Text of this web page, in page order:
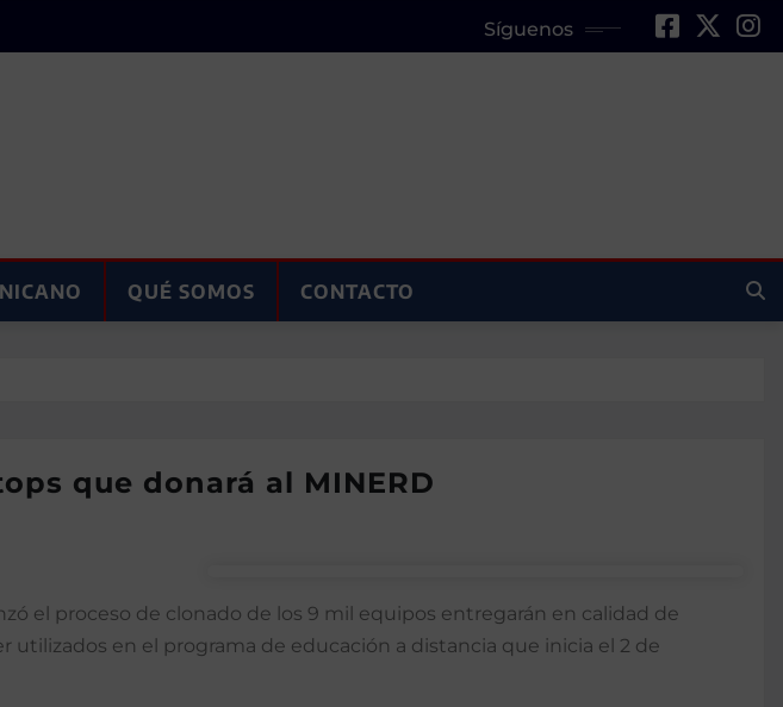
Síguenos
QUÉ SOMOS CONTACTO
que donará al MINERD
el proceso de clonado de los 9 mil equipos entregarán en calidad de
utilizados en el programa de educación a distancia que inicia el 2 de